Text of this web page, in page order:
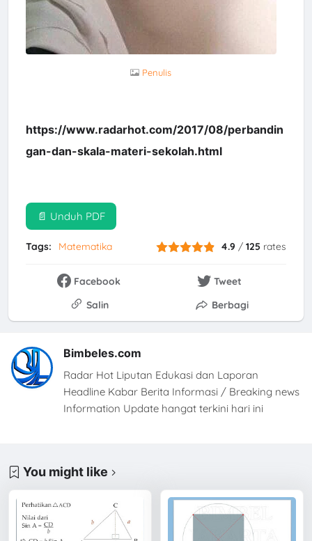
Penulis
https://www.radarhot.com/2017/08/perbandin
gan-dan-skala-materi-sekolah.html
📄 Unduh PDF
Tags: Matematika 4.9 /125 rates
Facebook
Tweet
Salin
Berbagi
Bimbeles.com
Radar Hot Liputan Edukasi dan Laporan
Headline Kabar Berita Informasi / Breaking news
Information Update hangat terkini hari ini
You might like